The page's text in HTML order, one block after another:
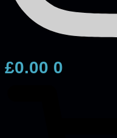
£0.00 0